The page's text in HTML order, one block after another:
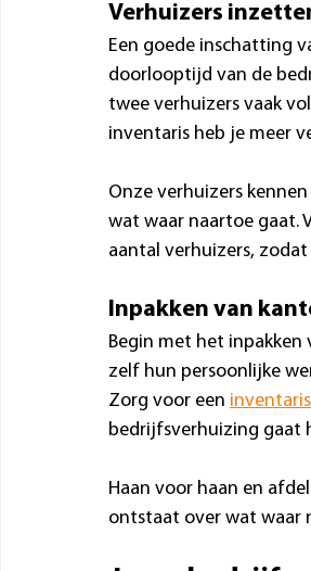
Verhuizers
Een goede inschatting
doorlooptijd van de
twee verhuizers vaak
inventaris heb je meer
Onze verhuizers
wat waar naartoe gaat.
aantal verhuizers,
Inpakken van
Begin met het
zelf hun persoonlijke
Zorg voor een
bedrijfsverhuizing gaat
Haan voor haan en
ontstaat over wat waar